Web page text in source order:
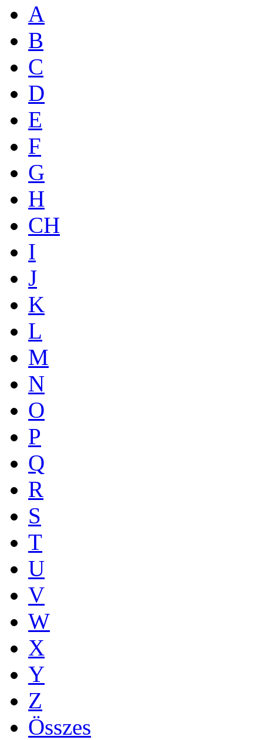
A
B
C
D
E
F
G
H
CH
I
J
K
L
M
N
O
P
Q
R
S
T
U
V
W
X
Y
Z
Összes